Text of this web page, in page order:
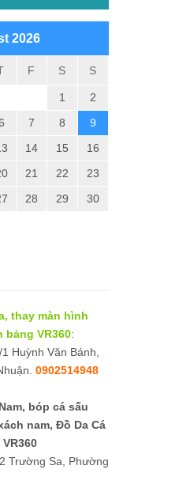
2026
F S S
1
2
7 8
9
14 15
16
21 22
23
28 29
30
thay màn hình
bảng VR360:
Huỳnh Văn Bánh,
0902514948
bóp cá sấu
nam, Đồ Da Cá
Trường Sa, Phường